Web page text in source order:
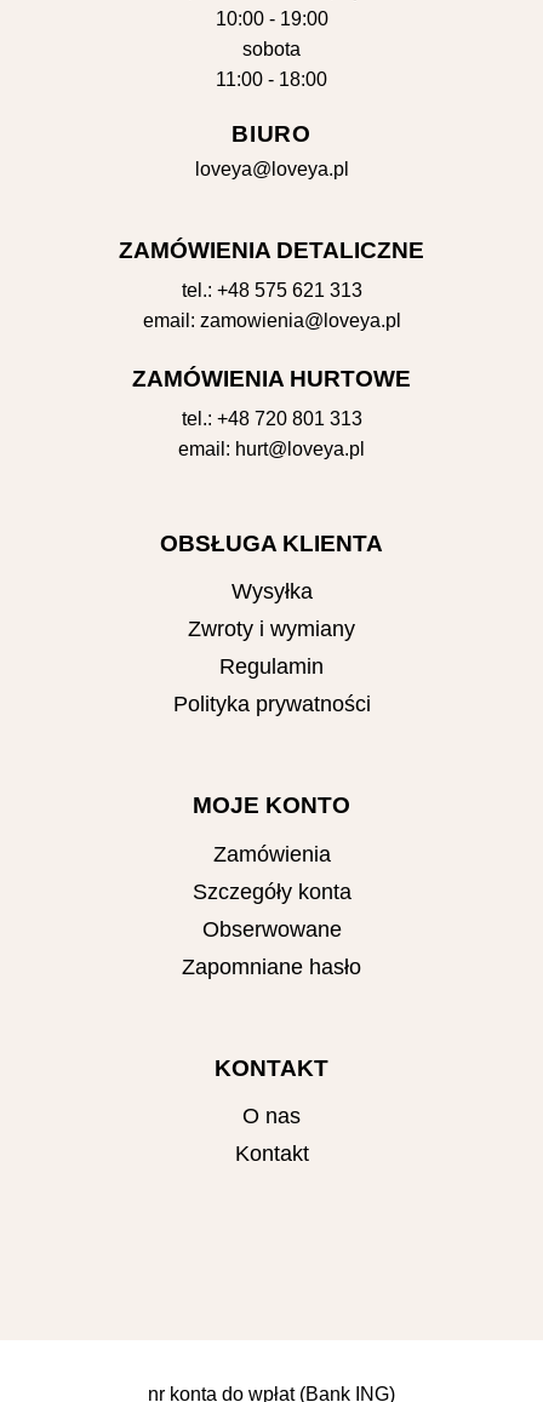
10:00 - 19:00
sobota
11:00 - 18:00
BIURO
loveya@loveya.pl
ZAMÓWIENIA DETALICZNE
tel.: +48 575 621 313
email: zamowienia@loveya.pl
ZAMÓWIENIA HURTOWE
tel.: +48 720 801 313
email: hurt@loveya.pl
OBSŁUGA KLIENTA
Wysyłka
Zwroty i wymiany
Regulamin
Polityka prywatności
MOJE KONTO
Zamówienia
Szczegóły konta
Obserwowane
Zapomniane hasło
KONTAKT
O nas
Kontakt
nr konta do wpłat (Bank ING)